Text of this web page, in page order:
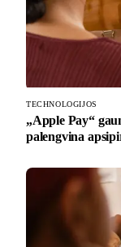
TECHNOLOGIJOS
„Apple Pay“
palengvina